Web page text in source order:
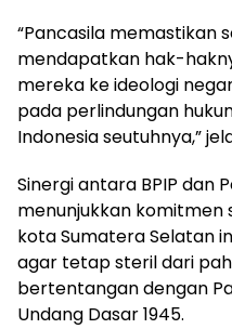
“Pancasila memastikan
mendapatkan hak-
mereka ke ideologi
pada perlindungan
Indonesia seutuhnya,”
Sinergi antara BPIP dan
menunjukkan komitmen
kota Sumatera Selatan
agar tetap steril dari
bertentangan dengan
Undang Dasar 1945.